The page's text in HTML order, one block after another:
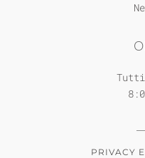
PRIVACY